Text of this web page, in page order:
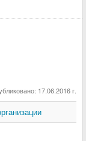
17.06.2016 г.